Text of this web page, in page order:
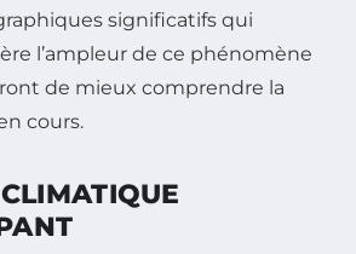
significatifs qui
l’ampleur de ce phénomène
de mieux comprendre la
cours.